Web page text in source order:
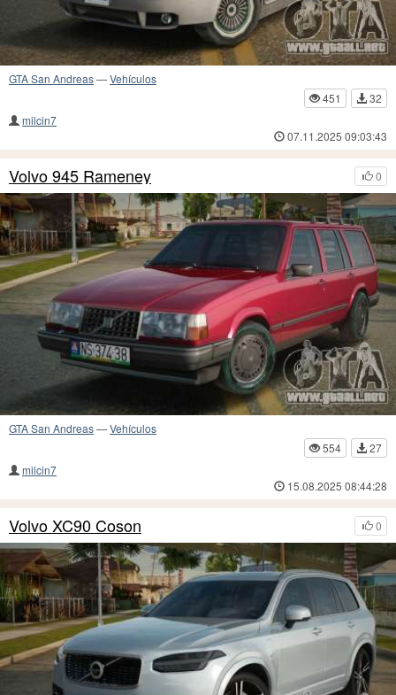
GTA San Andreas—Vehículos
451
32
milcin7
07.11.2025 09:03:43
0
Volvo 945 Rameney
GTA San Andreas—Vehículos
554
27
milcin7
15.08.2025 08:44:28
0
Volvo XC90 Coson